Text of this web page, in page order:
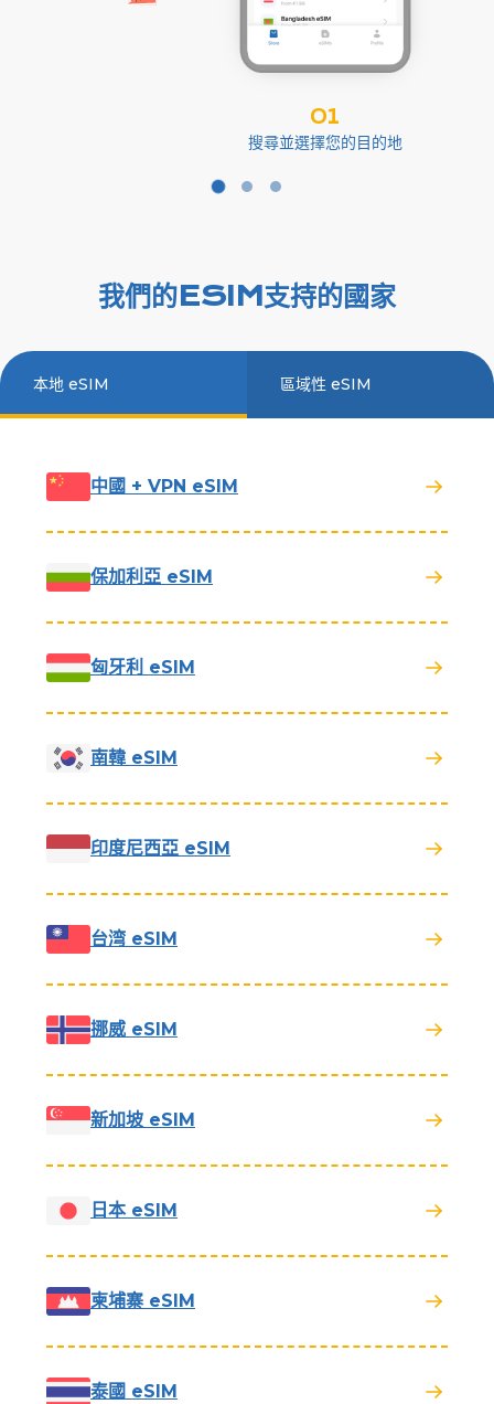
01
搜尋並選擇您的目的地
我們的ESIM支持的國家
本地 eSIM 區域性 eSIM
中國 + VPN eSIM
保加利亞 eSIM
匈牙利 eSIM
南韓 eSIM
印度尼西亞 eSIM
台湾 eSIM
挪威 eSIM
新加坡 eSIM
日本 eSIM
柬埔寨 eSIM
泰國 eSIM